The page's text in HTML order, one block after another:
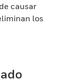
causar
los